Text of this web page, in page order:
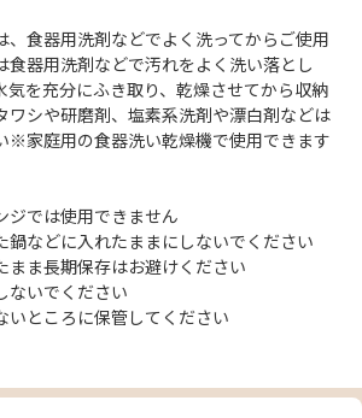
食器用洗剤などでよく洗ってからご使用
器用洗剤などで汚れをよく洗い落とし
気を充分にふき取り、乾燥させてから収納
シや研磨剤、塩素系洗剤や漂白剤などは
※家庭用の食器洗い乾燥機で使用できます
では使用できません
などに入れたままにしないでください
ま長期保存はお避けください
ないでください
ところに保管してください